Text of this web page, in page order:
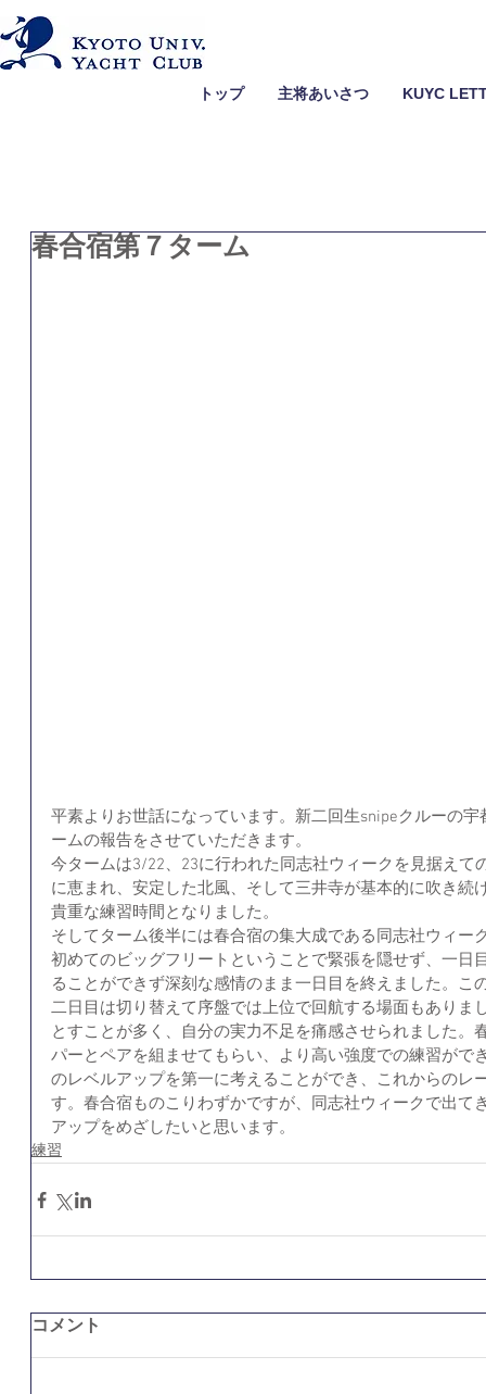
トップ 主将あいさつ KUYC
春合宿第７ターム
平素よりお世話になっています。新二回生snipeクルーの
ームの報告をさせていただきます。
今タームは3/22、23に行われた同志社ウィークを見据えて
に恵まれ、安定した北風、そして三井寺が基本的に吹き続
貴重な練習時間となりました。
そしてターム後半には春合宿の集大成である同志社ウィー
初めてのビッグフリートということで緊張を隠せず、一日
ることができず深刻な感情のまま一日目を終えました。こ
二日目は切り替えて序盤では上位で回航する場面もありま
とすことが多く、自分の実力不足を痛感させられました。
パーとペアを組ませてもらい、より高い強度での練習がで
のレベルアップを第一に考えることができ、これからのレ
す。春合宿ものこりわずかですが、同志社ウィークで出て
アップをめざしたいと思います。
練習
コメント